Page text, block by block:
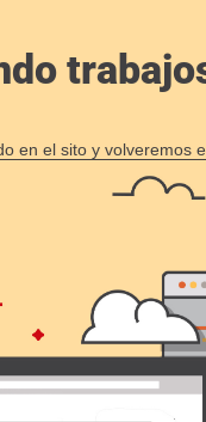
en el sito y volveremos